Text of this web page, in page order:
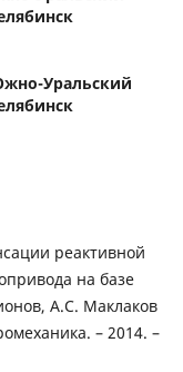
Уральский
реактивной
на базе
А.С. Маклаков
– 2014. –